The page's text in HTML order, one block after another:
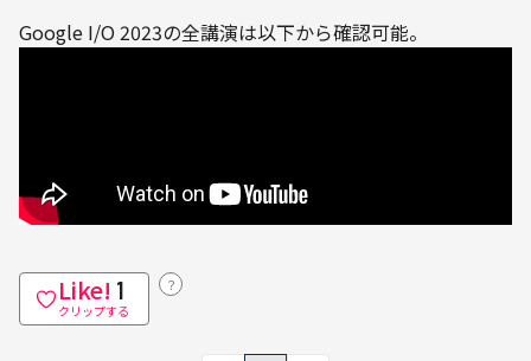
Google I/O 2023の全講演は以下から確認可能。
Like! 1
クリップする
？